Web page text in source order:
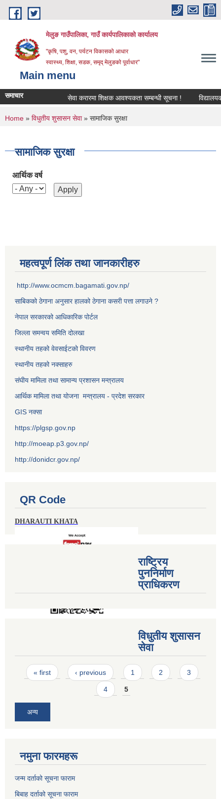
Skip to main content
मेलुङ गाउँपालिका, गाउँ कार्यपालिकाको कार्यालय
"कृषि, पशु, वन, पर्यटन विकासको आधार
स्वास्थ्य, शिक्षा, सडक, समृद् मेलुङको पूर्वाधार"
Main menu
समाचार सेवा करारमा शिक्षक आवश्‍यकता सम्बन्धी सूचना !
You are here
Home » विधुतीय शुसासन सेवा» सामाजिक सुरक्षा
सामाजिक सुरक्षा
आर्थिक वर्ष
महत्वपूर्ण लिंक तथा जानकारीहरु
http://www.ocmcm.bagamati.gov.np/
साबिकको ठेगाना अनुसार हालको ठेगाना कसरी पत्ता लगाउने ?
नेपाल सरकारको आधिकारिक पोर्टल
जिल्ला समन्वय समिति दोलखा
स्थानीय तहको वेवसाईटको विवरण
स्थानीय तहको नक्साहरु
संघीय मामिला तथा सामान्य प्रशासन मन्त्रालय
आर्थिक मामिला तथा योजना मन्त्रालय - प्रदेश सरकार
GIS नक्सा
https://plgsp.gov.np
http://moeap.p3.gov.np/
http://donidcr.gov.np/
QR Code
DHARAUTI KHATA
राष्ट्रिय
पुननिर्माण
प्राधिकरण
विधुतीय शुसासन
सेवा
Pages
« first ‹ previous 1 2 3
4 5
अन्य
नमुना फारमहरू
जन्म दर्ताको सूचना फाराम
बिबाह दर्ताको सूचना फाराम